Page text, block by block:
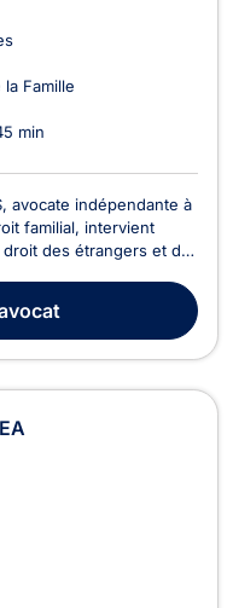
Famille
min
avocate indépendante à
familial, intervient
des étrangers et de
écoute, rigueur, et